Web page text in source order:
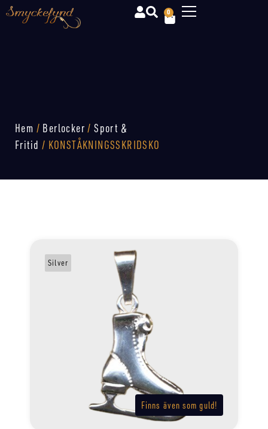
0
Hem / Berlocker /Sport &
Fritid / KONSTÅKNINGSSKRIDSKO
Finns även som guld!
Silver